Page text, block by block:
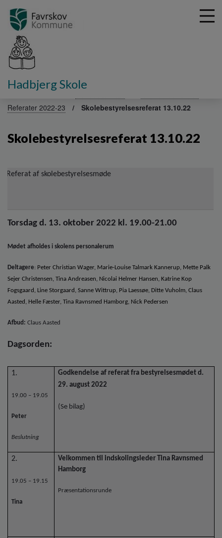
Hadbjerg Skole
Fakta om skolen
Referater 2022-23
Skolebestyrelsesreferat 13.10.22
Skolebestyrelsesreferat 13.10.22
Referat af skolebestyrelsesmøde
Torsdag d. 13. oktober 2022 kl. 19.00-21.00
Mødet afholdes i skolens personalerum
Deltagere: Peter Christian Wager, Marie-Louise Talmark Kannerup, Mette Palk
Sejer Christensen, Tina Andreasen, Nicolai Helmer Hansen, Katrine Kop
Fogsgaard, Line Storgaard, Sanne Wittrup, Pia Laessøe, Ditte Vuholm, Claus
Aasted, Helle Fæster, Tina Ravnsmed Hamborg, Nick Pedersen
Afbud: Claus Aasted
Dagsorden:
1.
19.00 – 19.05
Peter
Beslutning
Godkendelse af referat fra bestyrelsesmødet d.
29. august 2022
(Se bilag)
2.
19.05 – 19.15
Tina
Velkommen til indskolingsleder Tina Ravnsmed
Hamborg
Præsentationsrunde